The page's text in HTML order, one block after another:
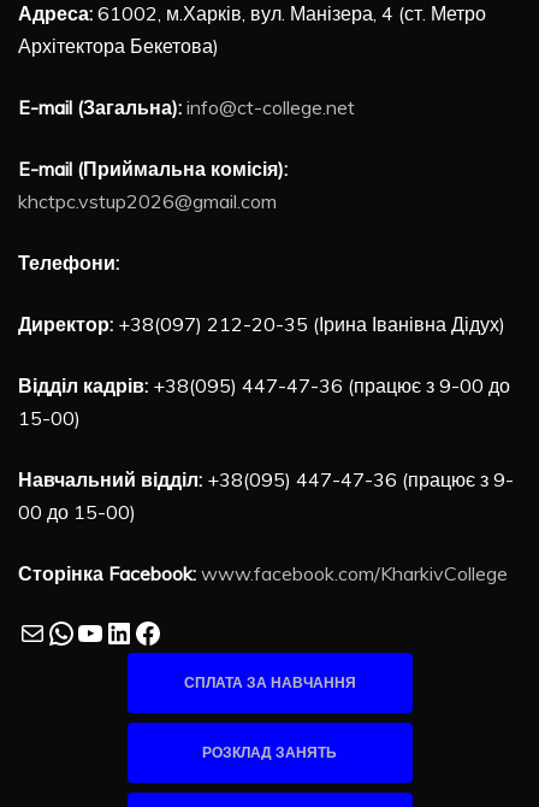
Адреса: 61002, м.Харків, вул. Манізера, 4 (ст. Метро
Архітектора Бекетова)
E-mail (Загальна): info@ct-college.net
E-mail (Приймальна комісія):
khctpc.vstup2026@gmail.com
Телефони:
Директор: +38(097) 212-20-35 (Ірина Іванівна Дідух)
Відділ кадрів: +38(095) 447-47-36 (працює з 9-00 до
15-00)
Навчальний відділ: +38(095) 447-47-36 (працює з 9-
00 до 15-00)
Сторінка Facebook: www.facebook.com/KharkivCollege
MailWhatsApp
YouTube
LinkedIn
Facebook
СПЛАТА ЗА НАВЧАННЯ
РОЗКЛАД ЗАНЯТЬ